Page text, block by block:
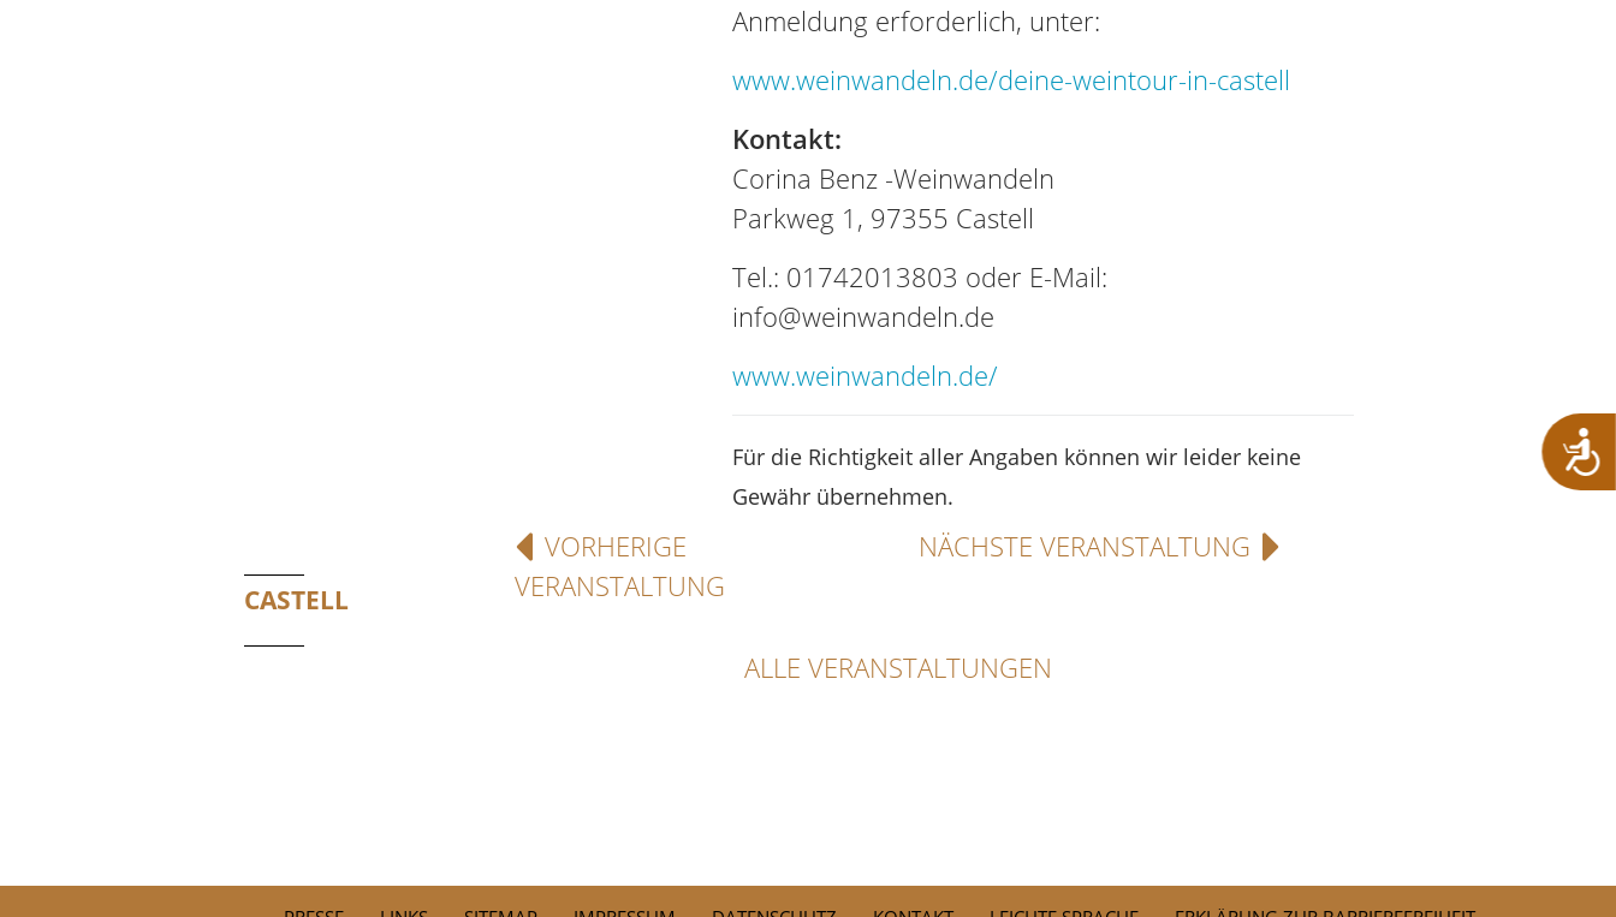
Anmeldung erforderlich, unter:
www.weinwandeln.de/deine-weintour-in-castell
Kontakt:
Corina Benz -Weinwandeln
Parkweg 1, 97355 Castell
Tel.: 01742013803 oder E-Mail:
info@weinwandeln.de
www.weinwandeln.de/
Für die Richtigkeit aller Angaben können wir leider keine
Gewähr übernehmen.
CASTELL
VORHERIGE
VERANSTALTUNG
NÄCHSTE VERANSTALTUNG
ALLE VERANSTALTUNGEN